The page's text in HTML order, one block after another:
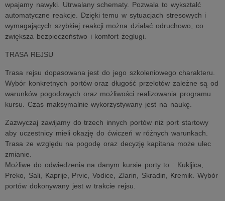
wpajamy nawyki. Utrwalany schematy. Pozwala to wykształć
automatyczne reakcje. Dzięki temu w sytuacjach stresowych i
wymagających szybkiej reakcji można działać odruchowo, co
zwiększa bezpieczeństwo i komfort żeglugi.
TRASA REJSU
Trasa rejsu dopasowana jest do jego szkoleniowego charakteru.
Wybór konkretnych portów oraz długość przelotów zależne są od
warunków pogodowych oraz możliwości realizowania programu
kursu. Czas maksymalnie wykorzystywany jest na naukę.
Zazwyczaj zawijamy do trzech innych portów niż port startowy
aby uczestnicy mieli okazję do ćwiczeń w różnych warunkach.
Trasa ze względu na pogodę oraz decyzję kapitana może ulec
zmianie.
Możliwe do odwiedzenia na danym kursie porty to : Kukljica,
Preko, Sali, Kaprije, Prvic, Vodice, Zlarin, Skradin, Kremik. Wybór
portów dokonywany jest w trakcie rejsu.